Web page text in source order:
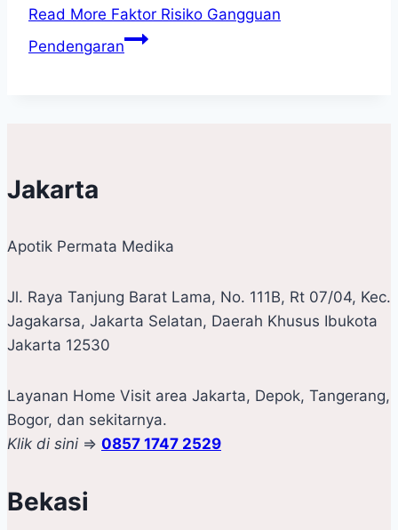
Read More Faktor Risiko Gangguan
Pendengaran
Jakarta
Apotik Permata Medika
Jl. Raya Tanjung Barat Lama, No. 111B, Rt 07/04, Kec.
Jagakarsa, Jakarta Selatan, Daerah Khusus Ibukota
Jakarta 12530
Layanan Home Visit area Jakarta, Depok, Tangerang,
Bogor, dan sekitarnya.
Klik di sini => 0857 1747 2529
Bekasi